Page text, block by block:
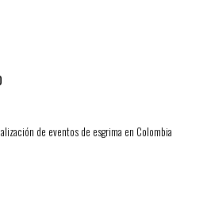
de eventos de esgrima en Colombia